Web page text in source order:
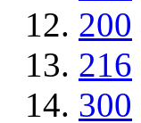
200
216
300